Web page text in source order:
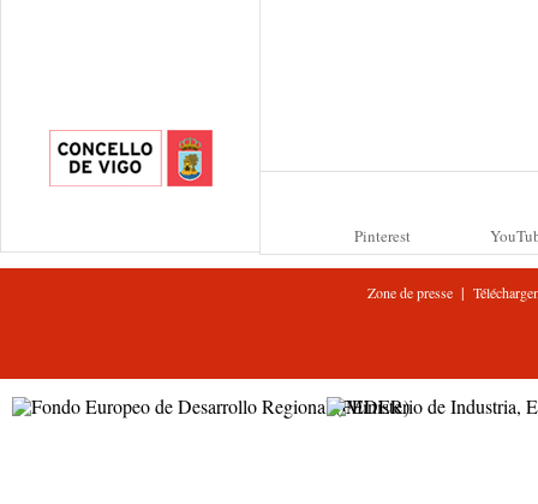
Pinterest
Zone de presse |